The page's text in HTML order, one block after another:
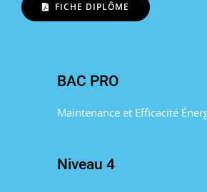
FICHE DIPLÔME
BAC PRO
Maintenance et Efficacité
Niveau 4